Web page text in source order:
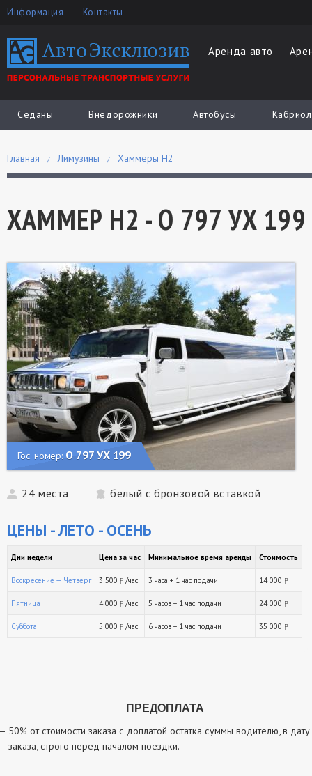
Информация Контакты
Аренда авто
Седаны Внедорожники Автобусы
Главная Лимузины Хаммеры H2
ХАММЕР Н2 - О 797 УХ 199
Гос. номер: О 797 УХ 199
24 места белый с бронзовой вставкой
ЦЕНЫ - ЛЕТО - ОСЕНЬ
Дни недели Цена за час Минимальное время аренды Стоимость
Воскресение — Четверг 3 500 руб.
/час 3 часа + 1 час подачи 14 000
Пятница 4 000 руб.
/час 5 часов + 1 час подачи 24 000
Суббота 5 000 руб.
/час 6 часов + 1 час подачи 35 000
ПРЕДОПЛАТА
50% от стоимости заказа с доплатой остатка суммы водителю, в дату
заказа, строго перед началом поездки.